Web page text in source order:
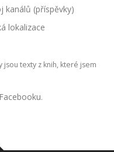
kanálů (příspěvky)
lokalizace
jsou texty z knih, které jsem
Facebooku.